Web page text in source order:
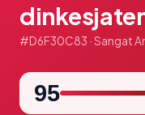
#D6F30C83 · Sangat
95